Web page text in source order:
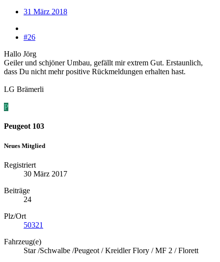
31 März 2018
#26
Hallo Jörg
Geiler und schjöner Umbau, gefällt mir extrem Gut. Erstaunlich,
dass Du nicht mehr positive Rückmeldungen erhalten hast.
LG Brämerli
P
Peugeot 103
Neues Mitglied
Registriert
30 März 2017
Beiträge
24
Plz/Ort
50321
Fahrzeug(e)
Star /Schwalbe /Peugeot / Kreidler Flory / MF 2 / Florett